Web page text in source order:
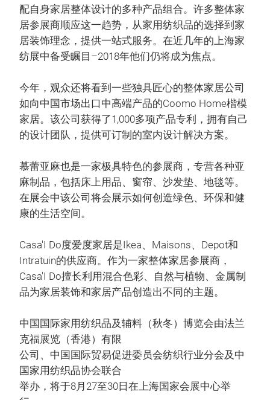
配自身家居整体设计的多种产品组合。许多整体家
居参展商顺应这一趋势，从家用纺织品的选择到家
居装饰理念，提供一站式服务。在近几年的上海家
纺展中备受瞩目–2018年他们仍将成为焦点。
今年，观众还将看到一些独具匠心的整体家居公司
如向中国市场出口中高端产品的Coomo Home楷模
家居。该公司获得了1,000多项产品专利，拥有自己
的设计团队，提供可订制的室内设计解决方案。
慕蕾亚麻也是一家极具特色的参展商，专营各种亚
麻制品，包括床上用品、窗帘、沙发垫、地毯等。
在展会中该公司将会展示如何创造绿色、环保和健
康的生活空间。
Casa'I Do度爱度家居是Ikea、Maisons、Depot和
Intratuin的供应商。作为一家整体家居参展商，
Casa'I Do擅长利用混合色彩、自然与植物、金属制
品为家居装饰和家居产品创造出不同的主题。
中国国际家用纺织品及辅料（秋冬）博览会由法兰
克福展览（香港）有限
公司、中国国际贸易促进委员会纺织行业分会及中
国家用纺织品协会联合
举办，将于8月27至30日在上海国家会展中心举